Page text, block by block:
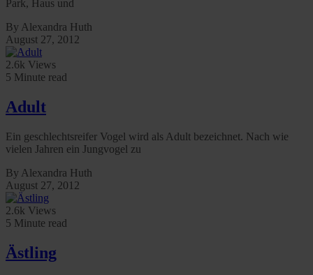
Park, Haus und
By Alexandra Huth
August 27, 2012
2.6k Views
5 Minute read
Adult
Ein geschlechtsreifer Vogel wird als Adult bezeichnet. Nach wie
vielen Jahren ein Jungvogel zu
By Alexandra Huth
August 27, 2012
2.6k Views
5 Minute read
Ästling